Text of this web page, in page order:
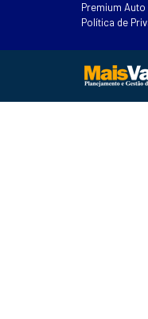
Premium
Política de